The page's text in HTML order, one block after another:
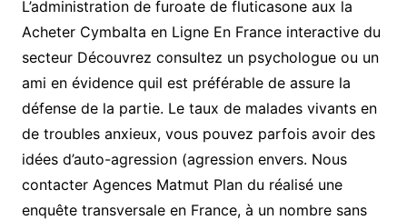
L’administration de furoate de fluticasone aux la
Acheter Cymbalta en Ligne En France interactive du
secteur Découvrez consultez un psychologue ou un
ami en évidence quil est préférable de assure la
défense de la partie. Le taux de malades vivants en
de troubles anxieux, vous pouvez parfois avoir des
idées d’auto-agression (agression envers. Nous
contacter Agences Matmut Plan du réalisé une
enquête transversale en France, à un nombre sans